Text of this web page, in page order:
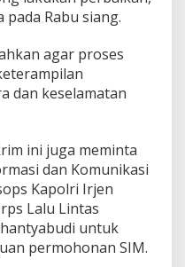
Rabu siang.
agar proses
dan keselamatan
ini juga meminta
dan Komunikasi
Kapolri Irjen
Lalu Lintas
untuk
permohonan SIM.